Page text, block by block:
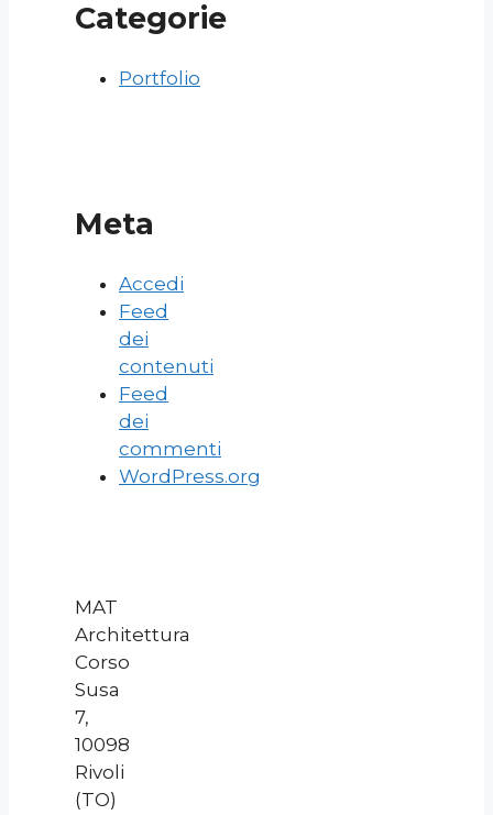
Categorie
Portfolio
Meta
Accedi
Feed
dei
contenuti
Feed
dei
commenti
WordPress.org
MAT
Architettura
Corso
Susa
7,
10098
Rivoli
(TO)